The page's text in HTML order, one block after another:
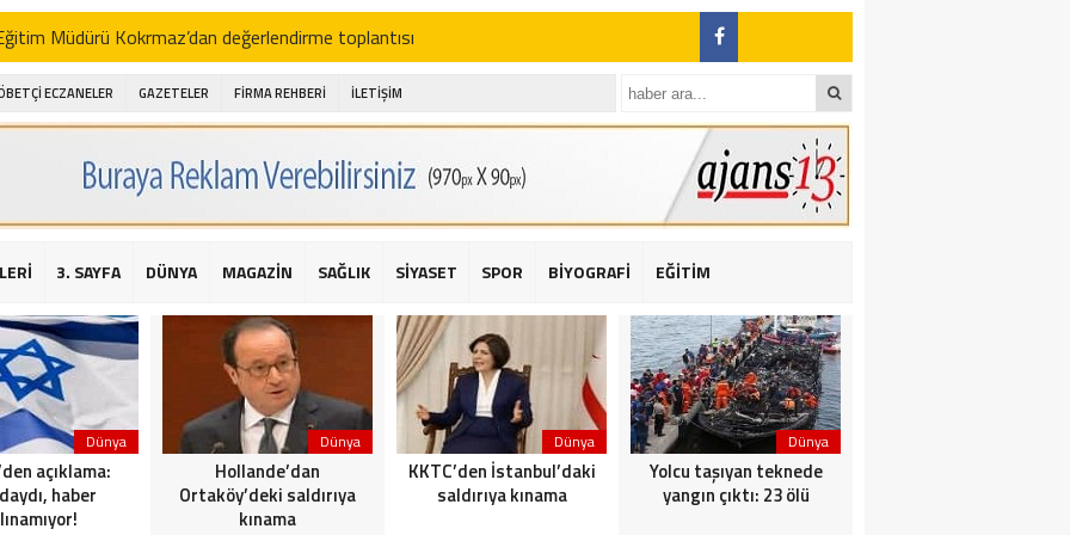
Müdürü Kokrmaz’dan değerlendirme toplantısı
Alibeyoğlu, Aile Destek Merkezini ziyaret etti
ıhlamur piyasalarda
şehitleri için bayraklı kayak gösterileri düzenlenecek
için yardım kermesi
2016 yılı değerlendirmesi
Sarıyer Çayırbaşı Cezayirli Hasan Paşa Camii’nde silahlı saldırı: 2 yaralı
Bahçeli’den Reina’ya düzenlenen terör saldırısına ilişkin açıklama
ECZANELER GAZETELER FİRMA REHBERİ İLETİŞİM
3. SAYFA DÜNYA MAGAZİN SAĞLIK SİYASET SPOR BİYOGRAFİ EĞİTİM
Dünya
açıklama:
haber
Dünya
Hollande’dan
Ortaköy’deki saldırıya
kınama
Dünya
KKTC’den İstanbul’daki
saldırıya kınama
Dünya
Yolcu taşıyan teknede
yangın çıktı: 23 ölü